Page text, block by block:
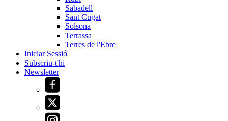
Sabadell
Sant Cugat
Solsona
Terrassa
Terres de l'Ebre
Iniciar Sessió
Subscriu-t'hi
Newsletter